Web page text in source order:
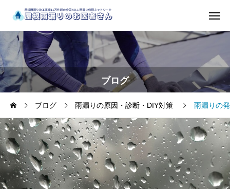
ブログ
ブログ 雨漏りの原因・診断・DIY対策 雨漏りの